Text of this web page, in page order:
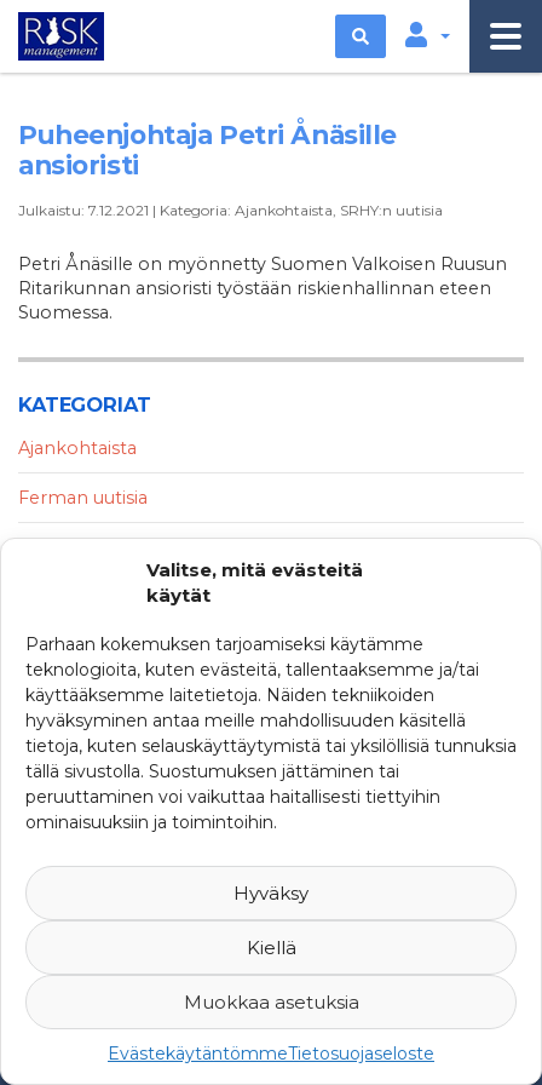
Valitse, mitä evästeitä
käytät
Parhaan kokemuksen tarjoamiseksi käytämme
teknologioita, kuten evästeitä, tallentaaksemme ja/tai
käyttääksemme laitetietoja. Näiden tekniikoiden
hyväksyminen antaa meille mahdollisuuden käsitellä
tietoja, kuten selauskäyttäytymistä tai yksilöllisiä tunnuksia
tällä sivustolla. Suostumuksen jättäminen tai
peruuttaminen voi vaikuttaa haitallisesti tiettyihin
ominaisuuksiin ja toimintoihin.
Hyväksy
Kiellä
Muokkaa asetuksia
EvästekäytäntömmeTietosuojaseloste
Etsi
Puheenjohtaja Petri Ånäsille
ansioristi
Julkaistu: 7.12.2021 | Kategoria: Ajankohtaista, SRHY:n uutisia
Petri Ånäsille on myönnetty Suomen Valkoisen Ruusun
Ritarikunnan ansioristi työstään riskienhallinnan eteen
Suomessa.
KATEGORIAT
Ajankohtaista
Ferman uutisia
Uutisia maailmalta
© 2007-2026 Suomen Riskienhallintayhdistys ry -Yksityisyys ja
rekisteriseloste-Web Design Mediaani